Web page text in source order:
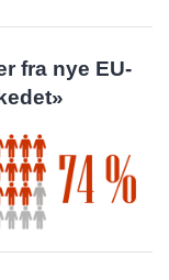
fra nye EU-